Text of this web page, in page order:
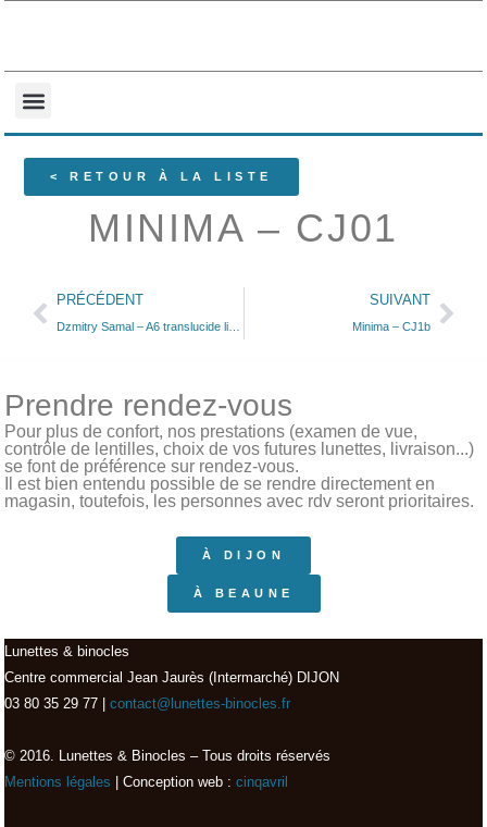
< RETOUR À LA LISTE
MINIMA – CJ01
PRÉCÉDENT SUIVANT
Minima – CJ1b
Prendre rendez-vous
Pour plus de confort, nos prestations (examen de vue,
contrôle de lentilles, choix de vos futures lunettes, livraison...)
se font de préférence sur rendez-vous.
Il est bien entendu possible de se rendre directement en
magasin, toutefois, les personnes avec rdv seront prioritaires.
À DIJON
À BEAUNE
Lunettes & binocles
Centre commercial Jean Jaurès (Intermarché) DIJON
03 80 35 29 77 |
contact@lunettes-binocles.fr
© 2016. Lunettes & Binocles – Tous droits réservés​
Mentions légales | Conception web : cinqavril